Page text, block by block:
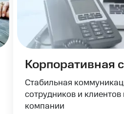
Корпоративная
Стабильная
сотрудников и
компании